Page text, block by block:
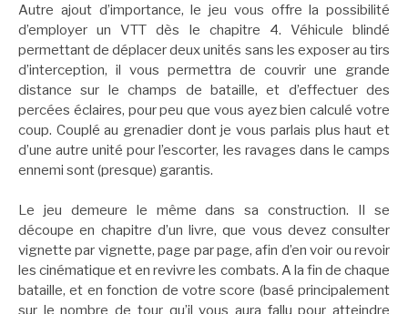
Autre ajout d’importance, le jeu vous offre la possibilité
d’employer un VTT dès le chapitre 4. Véhicule blindé
permettant de déplacer deux unités sans les exposer au tirs
d’interception, il vous permettra de couvrir une grande
distance sur le champs de bataille, et d’effectuer des
percées éclaires, pour peu que vous ayez bien calculé votre
coup. Couplé au grenadier dont je vous parlais plus haut et
d’une autre unité pour l’escorter, les ravages dans le camps
ennemi sont (presque) garantis.
Le jeu demeure le même dans sa construction. Il se
découpe en chapitre d’un livre, que vous devez consulter
vignette par vignette, page par page, afin d’en voir ou revoir
les cinématique et en revivre les combats. A la fin de chaque
bataille, et en fonction de votre score (basé principalement
sur le nombre de tour qu’il vous aura fallu pour atteindre